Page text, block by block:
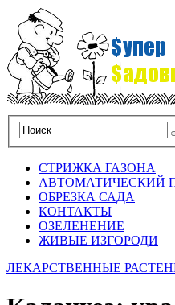
СТРИЖКА ГАЗОНА
АВТОМАТИЧЕСКИЙ
ОБРЕЗКА САДА
КОНТАКТЫ
ОЗЕЛЕНЕНИЕ
ЖИВЫЕ ИЗГОРОДИ
ЛЕКАРСТВЕННЫЕ